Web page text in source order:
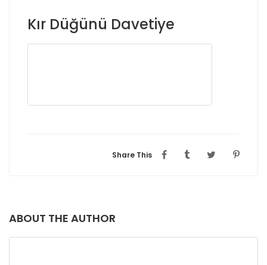
Kır Düğünü Davetiye
Share This
ABOUT THE AUTHOR